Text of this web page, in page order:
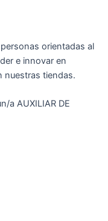
orientadas al
e innovar en
nuestras tiendas.
a AUXILIAR DE